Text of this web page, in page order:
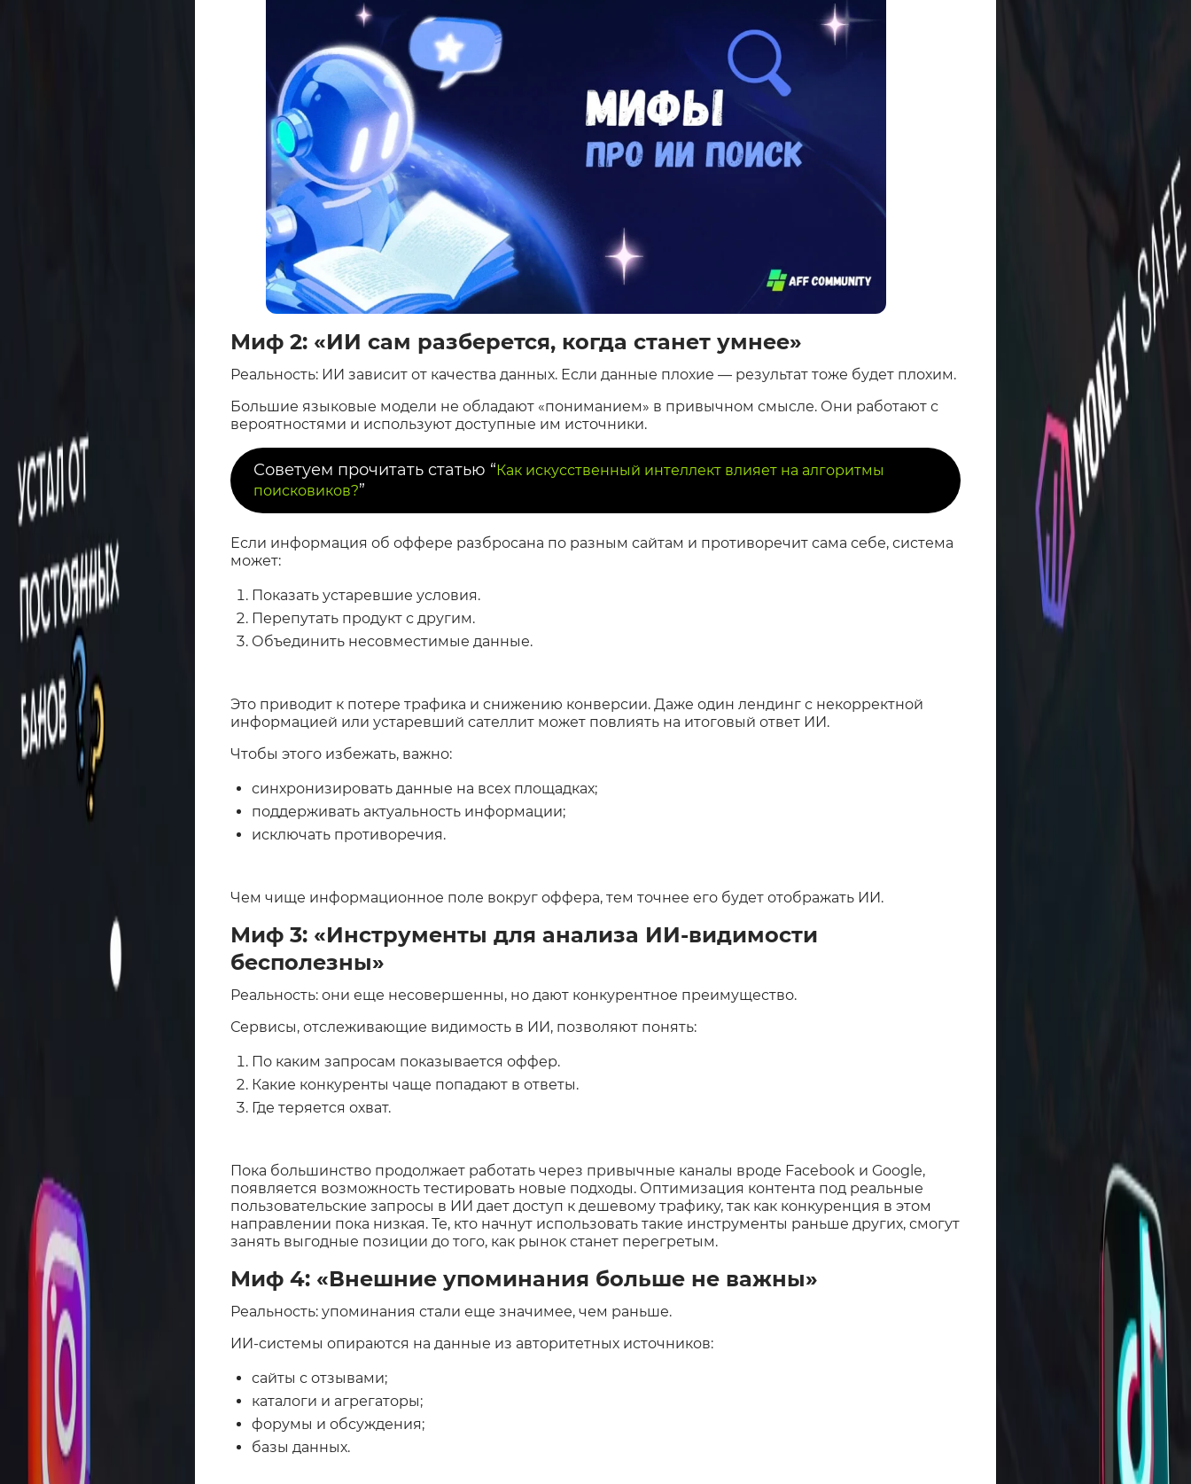
Миф 2: «ИИ сам разберется, когда станет умнее»
Реальность: ИИ зависит от качества данных. Если данные плохие — результат тоже будет плохим.
Большие языковые модели не обладают «пониманием» в привычном смысле. Они работают с
вероятностями и используют доступные им источники.
Советуем прочитать статью “Как искусственный интеллект влияет на алгоритмы
поисковиков?”
Если информация об оффере разбросана по разным сайтам и противоречит сама себе, система
может:
Показать устаревшие условия.
Перепутать продукт с другим.
Объединить несовместимые данные.
Это приводит к потере трафика и снижению конверсии. Даже один лендинг с некорректной
информацией или устаревший сателлит может повлиять на итоговый ответ ИИ.
Чтобы этого избежать, важно:
синхронизировать данные на всех площадках;
поддерживать актуальность информации;
исключать противоречия.
Чем чище информационное поле вокруг оффера, тем точнее его будет отображать ИИ.
Миф 3: «Инструменты для анализа ИИ-видимости
бесполезны»
Реальность: они еще несовершенны, но дают конкурентное преимущество.
Сервисы, отслеживающие видимость в ИИ, позволяют понять:
По каким запросам показывается оффер.
Какие конкуренты чаще попадают в ответы.
Где теряется охват.
Пока большинство продолжает работать через привычные каналы вроде Facebook и Google,
появляется возможность тестировать новые подходы. Оптимизация контента под реальные
пользовательские запросы в ИИ дает доступ к дешевому трафику, так как конкуренция в этом
направлении пока низкая. Те, кто начнут использовать такие инструменты раньше других, смогут
занять выгодные позиции до того, как рынок станет перегретым.
Миф 4: «Внешние упоминания больше не важны»
Реальность: упоминания стали еще значимее, чем раньше.
ИИ-системы опираются на данные из авторитетных источников:
сайты с отзывами;
каталоги и агрегаторы;
форумы и обсуждения;
базы данных.